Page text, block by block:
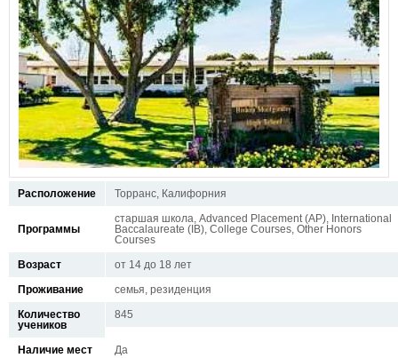
Расположение Торранс, Калифорния
Программы
старшая школа, Advanced Placement (AP), International
Baccalaureate (IB), College Courses, Other Honors
Courses
Возраст
от 14 до 18 лет
Проживание
семья, резиденция
Количество
учеников
845
Наличие мест
Да